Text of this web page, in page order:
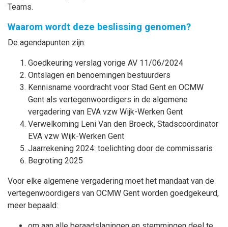
Teams.
Waarom wordt deze beslissing genomen?
De agendapunten zijn:
Goedkeuring verslag vorige AV 11/06/2024
Ontslagen en benoemingen bestuurders
Kennisname voordracht voor Stad Gent en OCMW
Gent als vertegenwoordigers in de algemene
vergadering van EVA vzw Wijk-Werken Gent
Verwelkoming Leni Van den Broeck, Stadscoördinator
EVA vzw Wijk-Werken Gent
Jaarrekening 2024: toelichting door de commissaris
Begroting 2025
Voor elke algemene vergadering moet het mandaat van de
vertegenwoordigers van OCMW Gent worden goedgekeurd,
meer bepaald: